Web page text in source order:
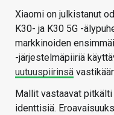
Xiaomi on julkistanut
K30- ja K30 5G -
markkinoiden
-järjestelmäpiiriä
uutuuspiirinsä
Mallit vastaavat
identtisiä.